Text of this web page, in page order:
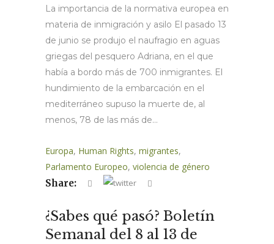
La importancia de la normativa europea en
materia de inmigración y asilo El pasado 13
de junio se produjo el naufragio en aguas
griegas del pesquero Adriana, en el que
había a bordo más de 700 inmigrantes. El
hundimiento de la embarcación en el
mediterráneo supuso la muerte de, al
menos, 78 de las más de...
Europa, Human Rights, migrantes,
Parlamento Europeo, violencia de género
Share:
¿Sabes qué pasó? Boletín
Semanal del 8 al 13 de